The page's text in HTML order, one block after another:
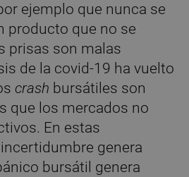
ejemplo que nunca se
producto que no se
prisas son malas
de la covid-19 ha vuelto
crash bursátiles son
que los mercados no
En estas
genera
bursátil genera